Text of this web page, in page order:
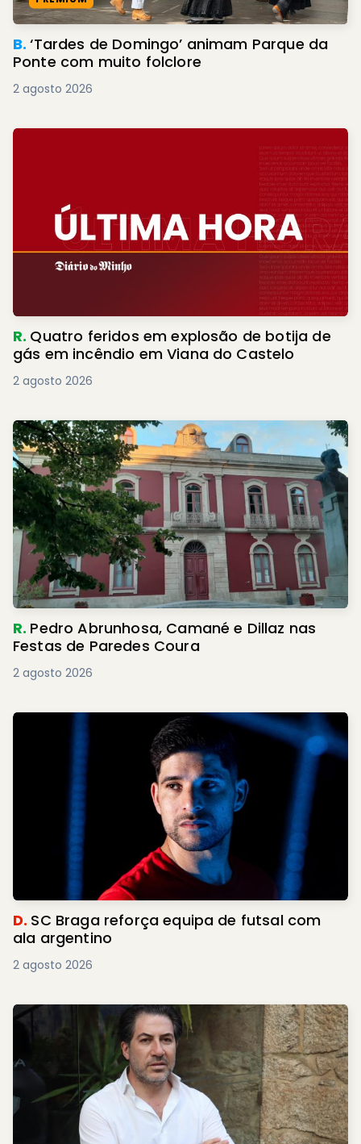
B.‘Tardes de Domingo’ animam Parque da
Ponte com muito folclore
2 agosto 2026
R. Quatro feridos em explosão de botija de
gás em incêndio em Viana do Castelo
2 agosto 2026
R. Pedro Abrunhosa, Camané e Dillaz nas
Festas de Paredes Coura
2 agosto 2026
D. SC Braga reforça equipa de futsal com
ala argentino
2 agosto 2026